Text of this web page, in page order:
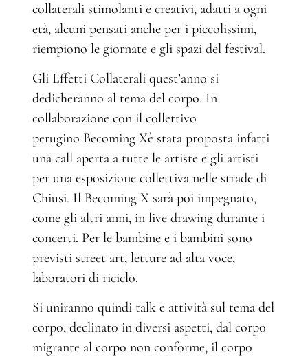
collaterali stimolanti e creativi, adatti a ogni
età, alcuni pensati anche per i piccolissimi,
riempiono le giornate e gli spazi del festival.
Gli Effetti Collaterali quest’anno si
dedicheranno al tema del corpo. In
collaborazione con il collettivo
perugino Becoming Xè stata proposta infatti
una call aperta a tutte le artiste e gli artisti
per una esposizione collettiva nelle strade di
Chiusi. Il Becoming X sarà poi impegnato,
come gli altri anni, in live drawing durante i
concerti. Per le bambine e i bambini sono
previsti street art, letture ad alta voce,
laboratori di riciclo.
Si uniranno quindi talk e attività sul tema del
corpo, declinato in diversi aspetti, dal corpo
migrante al corpo non conforme, il corpo